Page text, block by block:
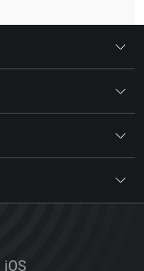
iOS